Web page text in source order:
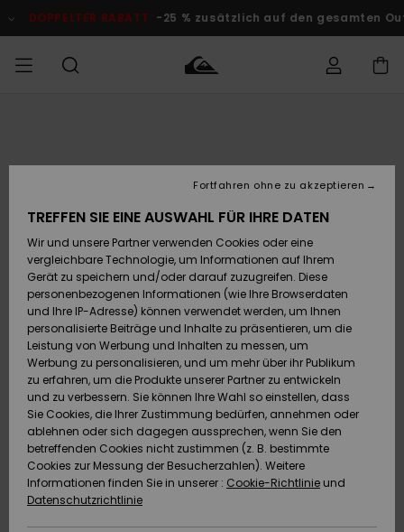
Produktinformation
DOPPELTER RABATT -25 % zusätzlich auf den gesamten
Accessoires
Schuhe&
Flip-Flops
Surf
Snow
Brandneu
Highlights
Accessoires
Schuhe&
Flip-Flops
Surf
Snow
Brandneu
Highlights
FRAUEN
Brandneu
Highlights
Snow
SURF
Kinder
Highlights
Community
SNOW
Snow Shop
Kinder
Snow Shop
Damen
Highlights
Community
DOPPELTER
RABATT
KINDER
Outlet
Frauen
HILFE & KONTAKT
Retouren
Bezahlung
Geschenkkarte
Quiksilver
Freedom
Datenschutz
NACHHALTIGKEIT
TREFFEN SIE EINE AUSWAHL FÜR IHRE DATEN
Wir und unsere Partner verwenden Cookies oder eine
vergleichbare Technologie, um Informationen auf Ihrem
Gerät zu speichern und/oder darauf zuzugreifen. Diese
personenbezogenen Informationen (wie Ihre Browserdaten
und Ihre IP-Adresse) können verwendet werden, um Ihnen
personalisierte Beiträge und Inhalte zu präsentieren, um die
Leistung von Werbung und Inhalten zu messen, um
Werbung zu personalisieren, und um mehr über ihr Publikum
zu erfahren, um die Produkte unserer Partner zu entwickeln
und zu verbessern. Sie können Ihre Wahl so einstellen, dass
Sie Cookies, die Ihrer Zustimmung bedürfen, annehmen oder
ablehnen oder sich dagegen aussprechen, wenn Sie den
betreffenden Cookies nicht zustimmen (z. B. bestimmte
Cookies zur Messung der Besucherzahlen). Weitere
Informationen finden Sie in unserer : Cookie-Richtlinie und
Datenschutzrichtlinie
Fortfahren ohne zu akzeptieren